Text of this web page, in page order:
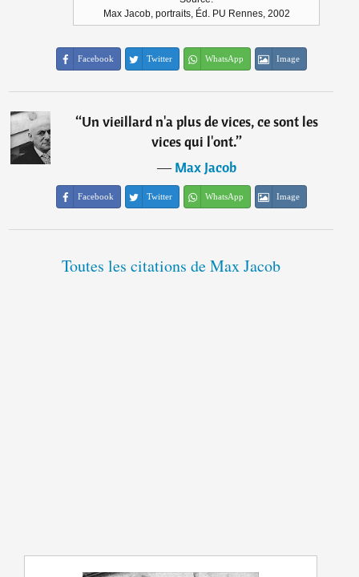
Max Jacob, portraits, Éd. PU Rennes, 2002
Facebook Twitter WhatsApp Image
“Un vieillard n'a plus de vices, ce sont les
vices qui l'ont.”
―Max Jacob
Facebook Twitter WhatsApp Image
Toutes les citations de Max Jacob